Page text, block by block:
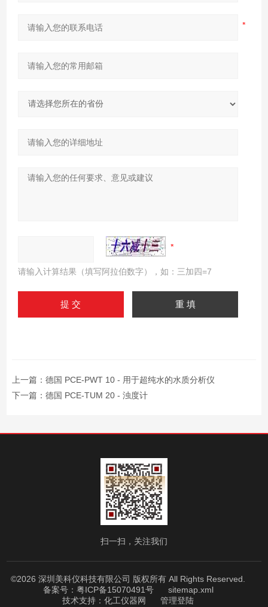
请输入计算结果（填写阿拉伯数字），如：三加四=7
上一篇： 德国 PCE-PWT 10 - 用于超纯水的水质分析仪
下一篇： 德国 PCE-TUM 20 - 浊度计
扫一扫，关注我们
©2026 深圳美科仪科技有限公司 版权所有 All Rights Reserved.
备案号：粤ICP备15070491号
sitemap.xml
技术支持： 化工仪器网 管理登陆